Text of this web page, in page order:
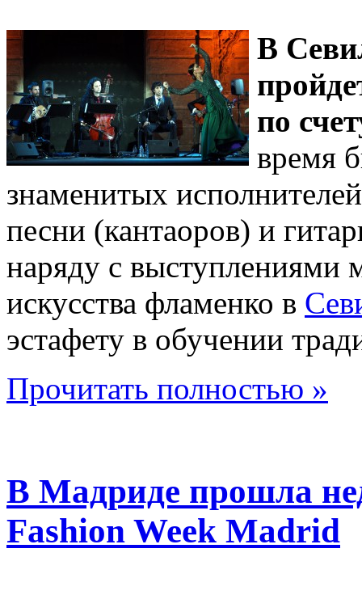
В
по
время
знаменитых
песни (кантаоров) и
наряду с выступлениями
искусства фламенко в
эстафету в обучении
Прочитать полностью »
В Мадриде прошла
Fashion Week Madrid